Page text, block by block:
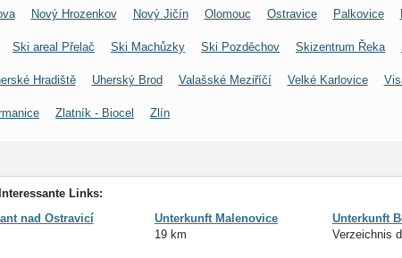
Nový Hrozenkov Nový Jičín Olomouc Ostravice Palkovice
Ski areal Přelač Ski Machůzky Ski Pozděchov Skizentrum Řeka
Hradiště Uherský Brod Valašské Meziříčí Velké Karlovice
Zlatník - Biocel Zlín
Interessante Links:
nad Ostravicí
Unterkunft Malenovice
19 km
Unterkunft
Verzeichnis